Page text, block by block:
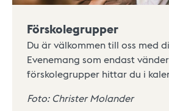
Förskolegrupper
Du är välkommen till oss med
Evenemang som endast
förskolegrupper hittar du i
Foto: Christer Molander